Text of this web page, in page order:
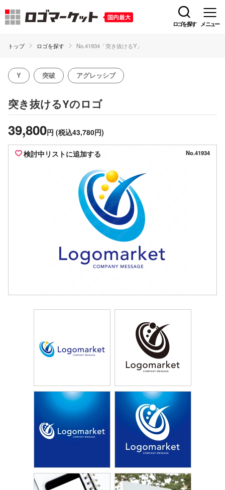
ロゴを探す メニュー
トップ ロゴを探す No.41934「突き抜けるY」
Y 突破 アグレッシブ
突き抜けるYのロゴ
39,800円 (税込43,780円)
検討中リストに追加する No.41934